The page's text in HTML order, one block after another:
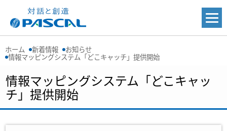
ホーム 新着情報 お知らせ
情報マッピングシステム「どこキャッチ」提供開始
情報マッピングシステム「どこキャッ
チ」提供開始